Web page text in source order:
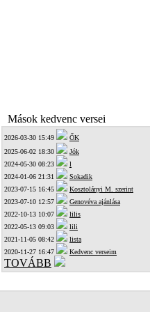
Mások kedvenc versei
2026-03-30 15:49
ŐK
2025-06-02 18:30
Jók
2024-05-30 08:23
l
2024-01-06 21:31
Sokadik
2023-07-15 16:45
Kosztolányi M. szerint
2023-07-10 12:57
Genovéva ajánlása
2022-10-13 10:07
lilis
2022-05-13 09:03
lili
2021-11-05 08:42
lista
2020-11-27 16:47
Kedvenc verseim
TOVÁBB